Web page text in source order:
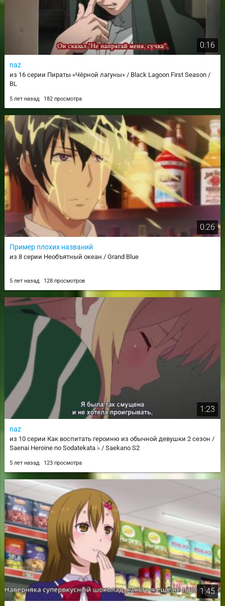
0:16
naz
из 16 серии Пираты «Чёрной лагуны» / Black Lagoon First Season /
BL
5 лет назад 182 просмотра
0:26
Пример плохих названий
из 8 серии Необъятный океан / Grand Blue
5 лет назад 128 просмотров
1:23
naz
из 10 серии Как воспитать героиню из обычной девушки 2 сезон /
Saenai Heroine no Sodatekata ♭ / Saekano S2
5 лет назад 123 просмотра
1:45